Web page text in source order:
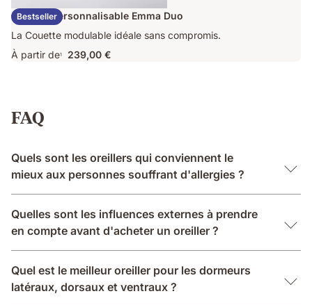
Bestseller
Couette Personnalisable Emma Duo
La Couette modulable idéale sans compromis.
À partir de1 239,00 €
FAQ
Quels sont les oreillers qui conviennent le
mieux aux personnes souffrant d'allergies ?
Quelles sont les influences externes à prendre
en compte avant d'acheter un oreiller ?
Quel est le meilleur oreiller pour les dormeurs
latéraux, dorsaux et ventraux ?